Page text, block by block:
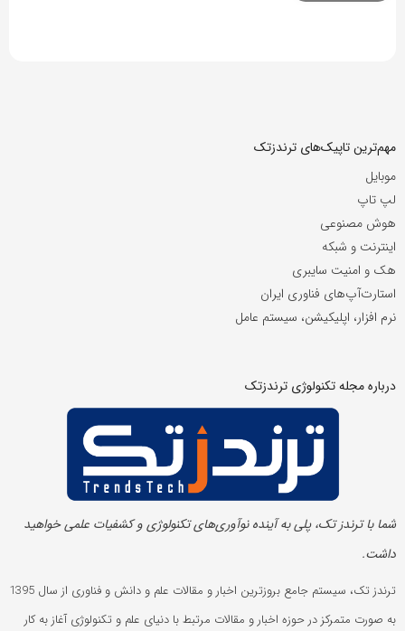
مهم‌ترین تاپیک‌های ترندزتک
موبایل
لپ تاپ
هوش مصنوعی
اینترنت و شبکه
هک و امنیت سایبری
استارت‌آپ‌های فناوری ایران
نرم افزار، اپلیکیشن، سیستم عامل
درباره مجله تکنولوژی ترندزتک
شما با ترندز تک، پلی به آینده‌ نوآوری‌های تکنولوژی و کشفیات علمی خواهید
داشت.
ترندز تک، سیستم جامع بروزترین اخبار و مقالات علم و دانش و فناوری از سال 1395
به صورت متمرکز در حوزه اخبار و مقالات مرتبط با دنیای علم و تکنولوژی آغاز به کار